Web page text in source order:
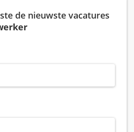
de nieuwste vacatures